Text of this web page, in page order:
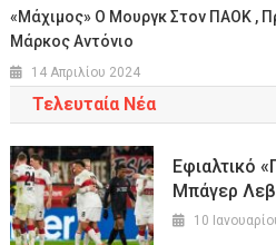
«Μάχιμος» Ο Μουργκ Στον ΠΑΟΚ ,
Μάρκος Αντόνιο
14 Απριλίου 2024
Τελευταία Νέα
Εφιαλτικό
Μπάγερ
10